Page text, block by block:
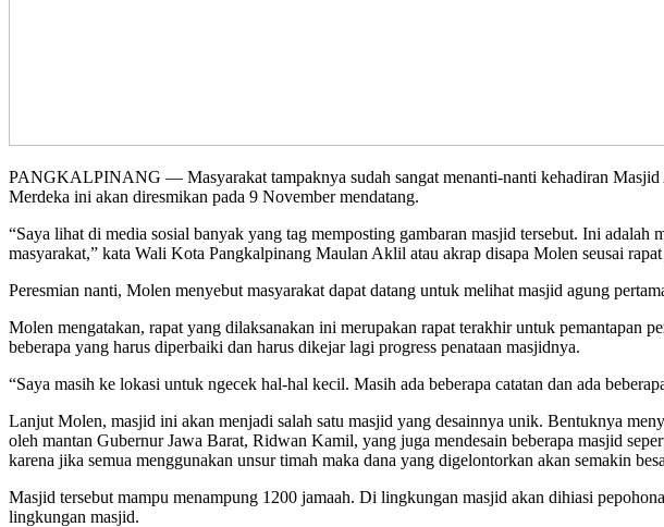
PANGKALPINANG — Masyarakat tampaknya sudah sangat menanti-nanti kehadiran
Merdeka ini akan diresmikan pada 9 November mendatang.
“Saya lihat di media sosial banyak yang tag memposting gambaran masjid tersebut. Ini
masyarakat,” kata Wali Kota Pangkalpinang Maulan Aklil atau akrap disapa Molen seusai
Peresmian nanti, Molen menyebut masyarakat dapat datang untuk melihat masjid agung
Molen mengatakan, rapat yang dilaksanakan ini merupakan rapat terakhir untuk pemantapan
beberapa yang harus diperbaiki dan harus dikejar lagi progress penataan masjidnya.
“Saya masih ke lokasi untuk ngecek hal-hal kecil. Masih ada beberapa catatan dan ada
Lanjut Molen, masjid ini akan menjadi salah satu masjid yang desainnya unik. Bentuknya
oleh mantan Gubernur Jawa Barat, Ridwan Kamil, yang juga mendesain beberapa masjid
karena jika semua menggunakan unsur timah maka dana yang digelontorkan akan semakin
Masjid tersebut mampu menampung 1200 jamaah. Di lingkungan masjid akan dihiasi
lingkungan masjid.